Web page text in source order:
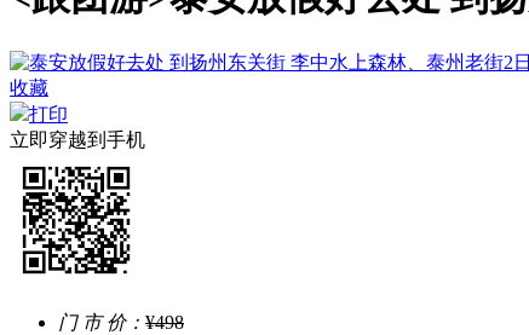
收藏
打印
立即穿越到手机
门 市 价： ¥498